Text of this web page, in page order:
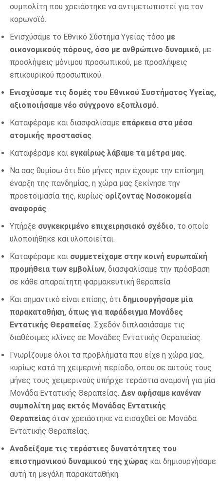
συμπολίτη που χρειάστηκε να αντιμετωπιστεί για τον
κορωνοϊό.
Ενισχύσαμε το Εθνικό Σύστημα Υγείας τόσο με
οικονομικούς πόρους, όσο με ανθρώπινο δυναμικό, με
προσλήψεις μόνιμου προσωπικού, με προσλήψεις
επικουρικού προσωπικού.
Ενισχύσαμε τις δομές του Εθνικού Συστήματος Υγείας,
αξιοποιήσαμε νέο σύγχρονο εξοπλισμό.
Καταφέραμε και διασφαλίσαμε επάρκεια στα μέσα
ατομικής προστασίας.
Καταφέραμε και εγκαίρως λάβαμε τα μέτρα μας.
Να σας θυμίσω ότι δύο μήνες πριν έχουμε την επίσημη
έναρξη της πανδημίας, η χώρα μας ξεκίνησε την
προετοιμασία της, κυρίως ορίζοντας Νοσοκομεία
αναφοράς.
Υπήρξε συγκεκριμένο επιχειρησιακό σχέδιο, το οποίο
υλοποιήθηκε και υλοποιείται.
Καταφέραμε και συμμετείχαμε στην κοινή ευρωπαϊκή
προμήθεια των εμβολίων, διασφαλίσαμε την πρόσβαση
σε κάθε απαραίτητη φαρμακευτική θεραπεία.
Και σημαντικό είναι επίσης, ότι δημιουργήσαμε μία
παρακαταθήκη, όπως για παράδειγμα Μονάδες
Εντατικής Θεραπείας. Σχεδόν διπλασιάσαμε τις
διαθέσιμες κλίνες σε Μονάδες Εντατικής Θεραπείας.
Γνωρίζουμε όλοι τα προβλήματα που είχε η χώρα μας,
κυρίως κατά τη χειμερινή περίοδο, όπου σε αυτούς τους
μήνες τους χειμερινούς υπήρχε τεράστια αναμονή για μία
Μονάδα Εντατικής Θεραπείας. Δεν αφήσαμε κανέναν
συμπολίτη μας εκτός Μονάδας Εντατικής
Θεραπείας όταν χρειάστηκε να εισαχθεί σε Μονάδα
Εντατικής Θεραπείας.
Αναδείξαμε τις τεράστιες δυνατότητες του
επιστημονικού δυναμικού της χώρας και δημιουργήσαμε
αυτή τη μεγάλη παρακαταθήκη.